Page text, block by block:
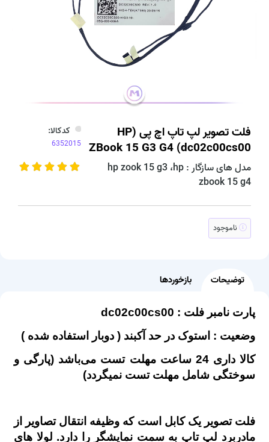
فلت تصویر لپ تاپ اچ پی (HP
ZBook 15 G3 G4 (dc02c00cs00
مدل های سازگار : hp zook 15 g3 ،hp
zbook 15 g4
کدکالا:
ناموجود
توضیحات بازخوردها
پارت نامبر فلت : dc02c00cs00
وضعیت : استوک در حد آکبند ( دوبار استفاده شده )
کالا داری 24 ساعت مهلت تست می‌باشد (پارگی و
سوختگی شامل مهلت تست نمیگردد)
فلت تصویر یک کابل است که وظیفه انتقال تصاویر از
مادربرد لپ تاپ به سمت نمایشگر را دارد. لولا های